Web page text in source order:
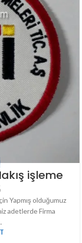
işleme
Yapmış olduğumuz
adetlerde Firma